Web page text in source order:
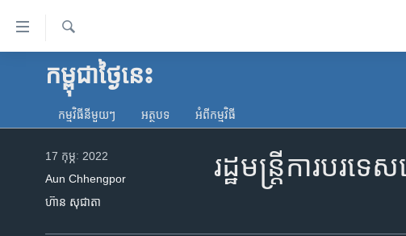
ទៅ​
គេហទំព័រ​
ទាក់ទង
និង​អាមេរិក
រក
កម្ពុជាថ្ងៃនេះ
កម្មវិធី​នីមួយៗ អត្ថបទ​ អំពី​កម្មវិធី​
រដ្ឋមន្ត្រី​ការ​បរ
17 កុម្ភៈ 2022
Aun Chhengpor
ហ៊ាន សុជាតា